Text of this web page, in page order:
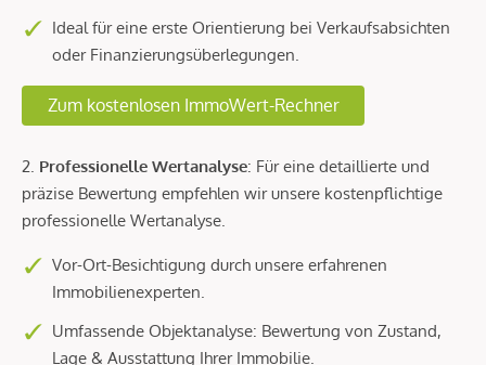
Ideal für eine erste Orientierung bei Verkaufsabsichten
oder Finanzierungsüberlegungen.
Zum kostenlosen ImmoWert-Rechner
2. Professionelle Wertanalyse: Für eine detaillierte und
präzise Bewertung empfehlen wir unsere kostenpflichtige
professionelle Wertanalyse.
Vor-Ort-Besichtigung durch unsere erfahrenen
Immobilienexperten.
Umfassende Objektanalyse: Bewertung von Zustand,
Lage & Ausstattung Ihrer Immobilie.